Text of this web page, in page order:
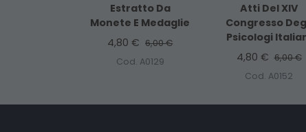
Estratto Da
Monete E Medaglie
4,80 € 6,00 €
Cod. A0129
Atti Del XIV
Congresso
Psicologi
4,80 € 6,00 €
Cod. A0152